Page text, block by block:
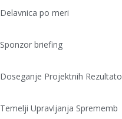
Delavnica po meri
Sponzor briefing
Doseganje Projektnih
Temelji Upravljanja Sprememb